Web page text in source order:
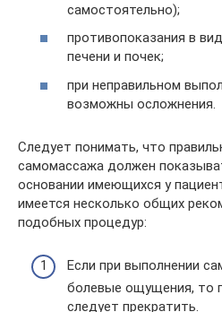
самостоятельно);
противопоказания в
печени и почек;
при неправильном
возможны осложнения.
Следует понимать, что
самомассажа должен
основании имеющихся у
имеется несколько общих
подобных процедур:
Если при выполнении
болевые ощущения, то
следует прекратить.